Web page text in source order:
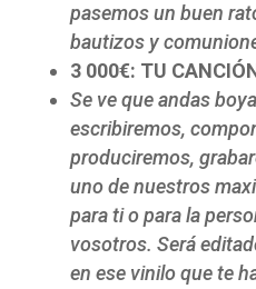
pasemos un buen
bautizos y
3 000€: TU
Se ve que andas
escribiremos,
produciremos,
uno de nuestros
para ti o para la
vosotros. Será
en ese vinilo que te